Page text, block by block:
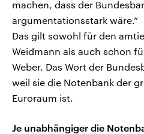
machen, dass der
argumentationsstark wäre.“
Das gilt sowohl für den
Weidmann als auch schon
Weber. Das Wort der
weil sie die Notenbank der
Euroraum ist.
Je unabhängiger die